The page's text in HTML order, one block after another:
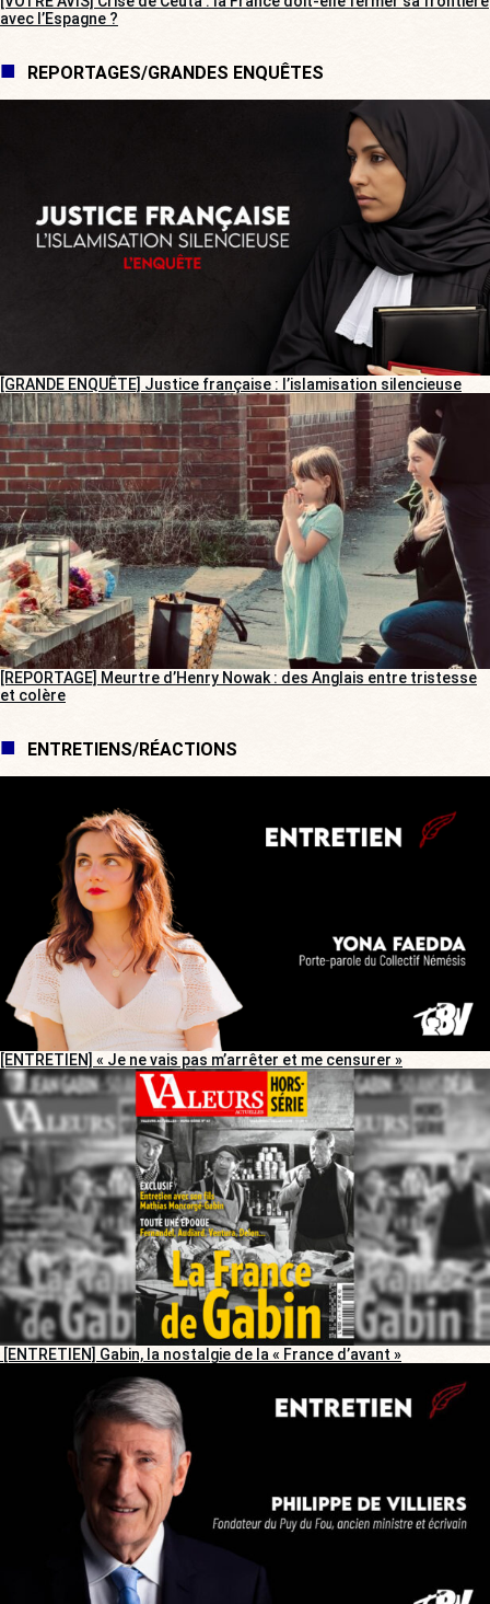
avec l’Espagne ?
REPORTAGES/GRANDES ENQUÊTES
[GRANDE ENQUÊTE] Justice française : l’islamisation silencieuse
[REPORTAGE] Meurtre d’Henry Nowak : des Anglais entre tristesse
et colère
ENTRETIENS/RÉACTIONS
[ENTRETIEN] « Je ne vais pas m’arrêter et me censurer »
[ENTRETIEN] Gabin, la nostalgie de la « France d’avant »